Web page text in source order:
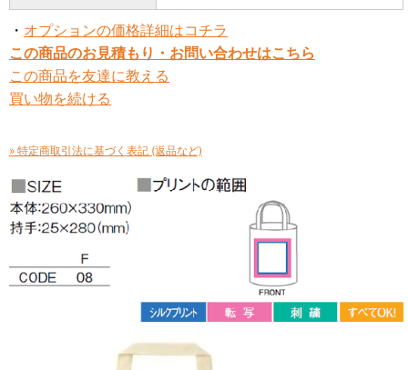
・ オプションの価格詳細はコチラ
この商品のお見積もり・お問い合わせはこちら
この商品を友達に教える
買い物を続ける
» 特定商取引法に基づく表記 (返品など)